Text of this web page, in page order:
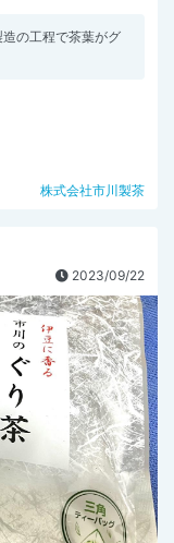
の工程で茶葉がグ
株式会社市川製茶
2023/09/22